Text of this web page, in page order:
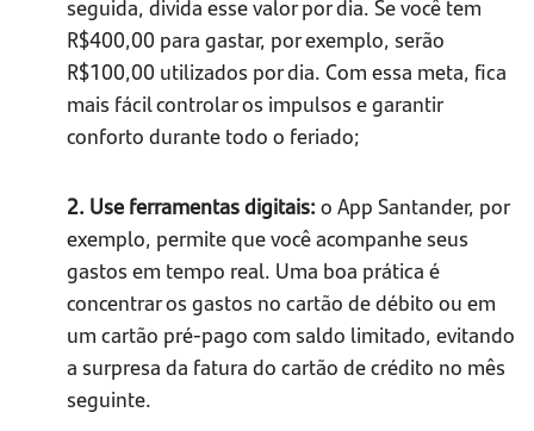
seguida, divida esse valor por dia. Se você tem
R$400,00 para gastar, por exemplo, serão
R$100,00 utilizados por dia. Com essa meta, fica
mais fácil controlar os impulsos e garantir
conforto durante todo o feriado;
2. Use ferramentas digitais: o App Santander, por
exemplo, permite que você acompanhe seus
gastos em tempo real. Uma boa prática é
concentrar os gastos no cartão de débito ou em
um cartão pré-pago com saldo limitado, evitando
a surpresa da fatura do cartão de crédito no mês
seguinte.